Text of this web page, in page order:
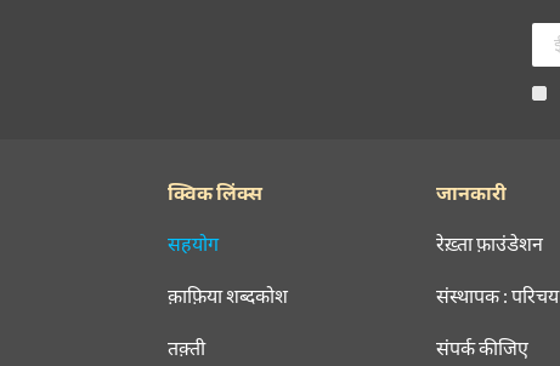
क्विक लिंक्स
सहयोग
क़ाफ़िया शब्दकोश
तक़्ती
जानकारी
रेख़्ता फ़ाउंडेशन
संस्थापक : परिचय
संपर्क कीजिए